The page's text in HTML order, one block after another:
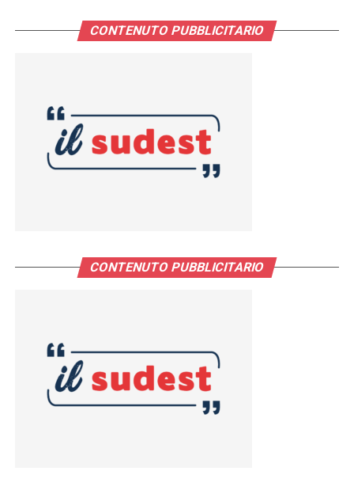
CONTENUTO PUBBLICITARIO
CONTENUTO PUBBLICITARIO